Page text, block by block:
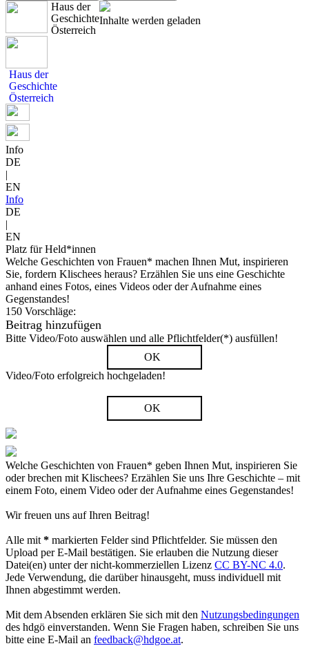
Haus der
Geschichte
Österreich
Inhalte werden geladen
Haus der
Geschichte
Österreich
Info
DE
|
EN
Info
DE
|
EN
Platz für Held*innen
Welche Geschichten von Frauen* machen Ihnen Mut, inspirieren
Sie, fordern Klischees heraus? Erzählen Sie uns eine Geschichte
anhand eines Fotos, eines Videos oder der Aufnahme eines
Gegenstandes!
150 Vorschläge:
Beitrag hinzufügen
Bitte Video/Foto auswählen und alle Pflichtfelder(*) ausfüllen!
OK
Video/Foto erfolgreich hochgeladen!
OK
Welche Geschichten von Frauen* geben Ihnen Mut, inspirieren Sie
oder brechen mit Klischees? Erzählen Sie uns Ihre Geschichte – mit
einem Foto, einem Video oder der Aufnahme eines Gegenstandes!
Wir freuen uns auf Ihren Beitrag!
Alle mit * markierten Felder sind Pflichtfelder. Sie müssen den
Upload per E-Mail bestätigen. Sie erlauben die Nutzung dieser
Datei(en) unter der nicht-kommerziellen Lizenz CC BY-NC 4.0.
Jede Verwendung, die darüber hinausgeht, muss individuell mit
Ihnen abgestimmt werden.
Mit dem Absenden erklären Sie sich mit den Nutzungsbedingungen
des hdgö einverstanden. Wenn Sie Fragen haben, schreiben Sie uns
bitte eine E-Mail an feedback@hdgoe.at.